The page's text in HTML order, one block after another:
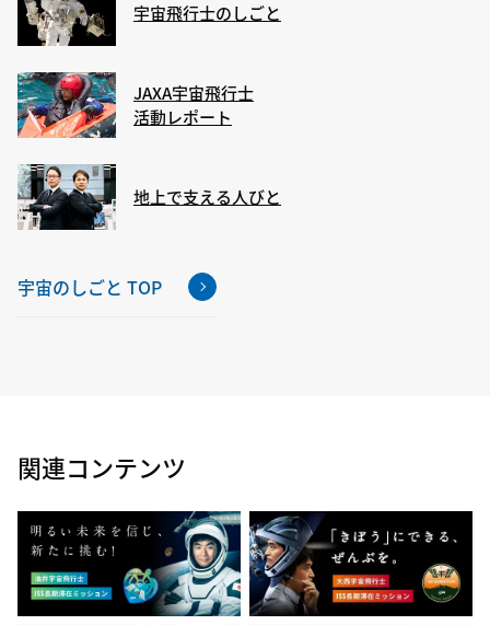
宇宙飛行士のしごと
JAXA宇宙飛行士
活動レポート
地上で支える人びと
宇宙のしごと TOP
関連コンテンツ